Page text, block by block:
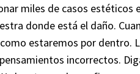
miles de casos
donde está el daño.
estaremos por dentro.
incorrectos.